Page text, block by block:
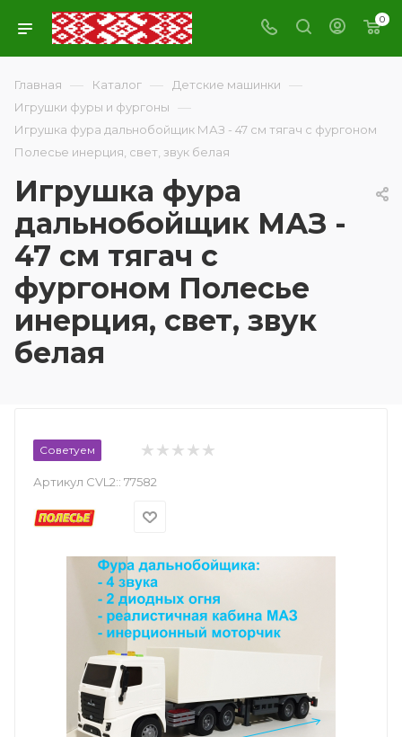
0
Главная — Каталог — Детские машинки —
Игрушки фуры и фургоны —
Игрушка фура дальнобойщик МАЗ - 47 см тягач с фургоном
Полесье инерция, свет, звук белая
Игрушка фура
дальнобойщик МАЗ -
47 см тягач с
фургоном Полесье
инерция, свет, звук
белая
Советуем
Артикул CVL2:: 77582